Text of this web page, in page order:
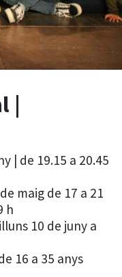
|
| de 19.15 a 20.45
maig de 17 a 21
h
10 de juny a
16 a 35 anys